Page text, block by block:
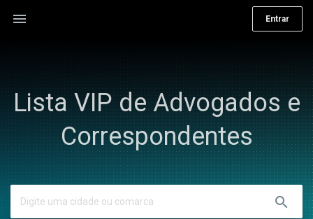
menu Entrar
Lista VIP de Advogados e
Correspondentes
search